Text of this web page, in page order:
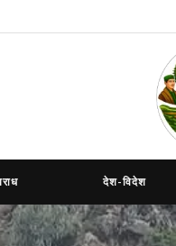
देश-विदेश